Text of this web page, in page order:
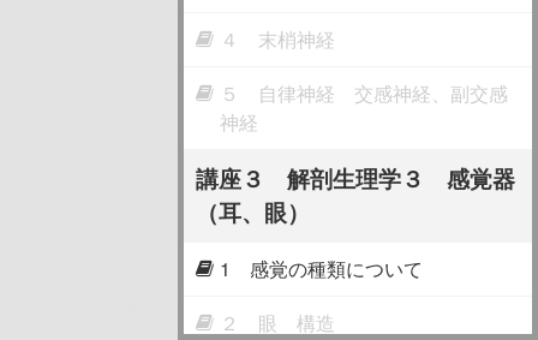
４ 末梢神経
５ 自律神経 交感神経、副交感
神経
講座３ 解剖生理学３ 感覚器
（耳、眼）
1 感覚の種類について
２ 眼 構造